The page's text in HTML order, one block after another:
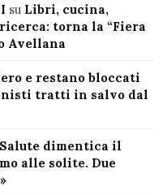
su Libri, cucina,
torna la “Fiera
Avellana
e restano bloccati
tratti in salvo dal
dimentica il
alle solite. Due